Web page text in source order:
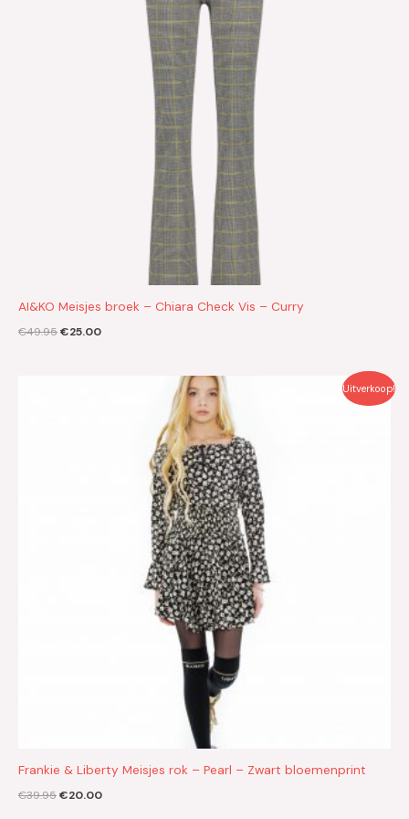
AI&KO Meisjes broek – Chiara Check Vis – Curry
€49.95€25.00
Uitverkoop!
Frankie & Liberty Meisjes rok – Pearl – Zwart bloemenprint
€39.95€20.00